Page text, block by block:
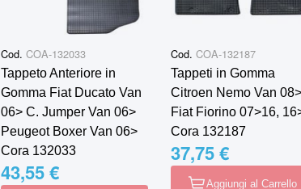
Cod. COA-132033
Tappeto Anteriore in
Gomma Fiat Ducato Van
06> C. Jumper Van 06>
Peugeot Boxer Van 06>
Cora 132033
43,55 €
Cod. COA-132187
Tappeti in Gomma
Citroen Nemo Van
Fiat Fiorino 07˃16,
Cora 132187
37,75 €
Aggiungi al Carrello